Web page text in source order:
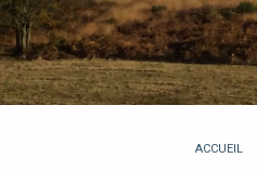
You
ACCUEIL